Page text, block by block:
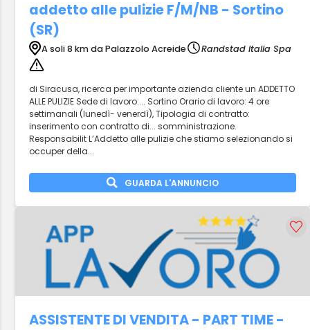
addetto alle pulizie F/M/NB - Sortino
(SR)
A soli 8 km da Palazzolo Acreide Randstad Italia Spa
di Siracusa, ricerca per importante azienda cliente un ADDETTO
ALLE PULIZIE Sede di lavoro:... Sortino Orario di lavoro: 4 ore
settimanali (lunedì- venerdì), Tipologia di contratto:
inserimento con contratto di... somministrazione.
Responsabilit L’Addetto alle pulizie che stiamo selezionando si
occuper della...
GUARDA L'ANNUNCIO
ASSISTENTE DI VENDITA - PART TIME -